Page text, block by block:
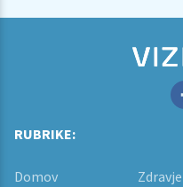
RUBRIKE:
Domov Zdravje